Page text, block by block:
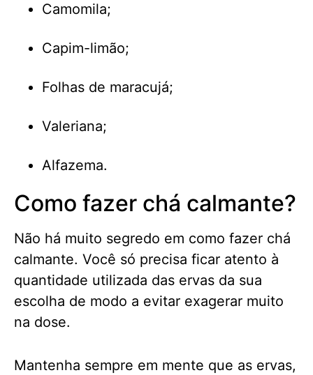
Camomila;
Capim-limão;
Folhas de maracujá;
Valeriana;
Alfazema.
Como fazer chá calmante?
Não há muito segredo em como fazer chá
calmante. Você só precisa ficar atento à
quantidade utilizada das ervas da sua
escolha de modo a evitar exagerar muito
na dose.
Mantenha sempre em mente que as ervas,